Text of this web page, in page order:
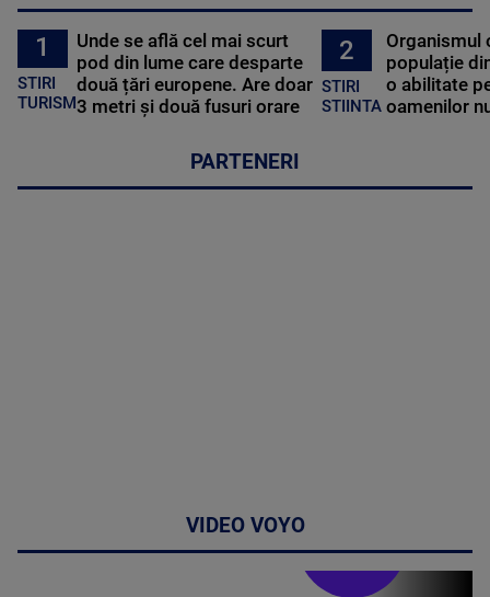
1
STIRI
TURISM
Unde se află cel mai scurt
pod din lume care desparte
două țări europene. Are doar
3 metri și două fusuri orare
2
STIRI
STIINTA
Organismul
populație
o abilitate
oamenilor
PARTENERI
VIDEO VOYO